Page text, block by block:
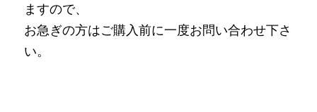
ますので、
お急ぎの方はご購入前に一度お問い合わせ下さ
い。